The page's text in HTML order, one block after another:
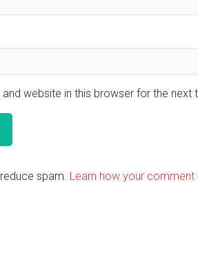
and website in this browser for the
spam. Learn how your